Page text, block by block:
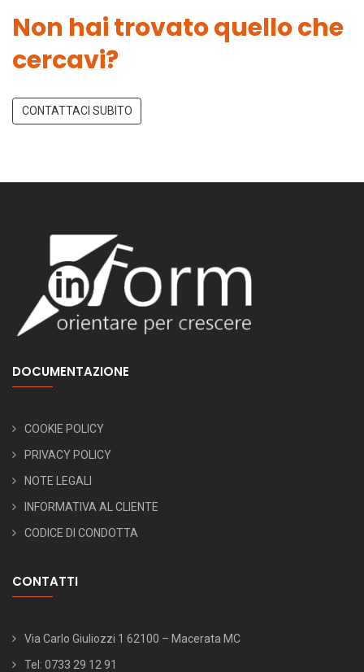
Non hai trovato quello che
cercavi?
CONTATTACI SUBITO
DOCUMENTAZIONE
COOKIE POLICY
PRIVACY POLICY
NOTE LEGALI
INFORMATIVA AL CLIENTE
CODICE DI CONDOTTA
CONTATTI
Via Carlo Giuliozzi 1 62100 – Macerata MC
Tel: 0733 29 12 91